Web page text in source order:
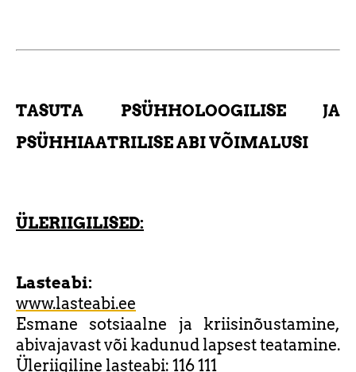
TASUTA PSÜHHOLOOGILISE JA
PSÜHHIAATRILISE ABI VÕIMALUSI
ÜLERIIGILISED:
Lasteabi:
www.lasteabi.ee
Esmane sotsiaalne ja kriisinõustamine,
abivajavast või kadunud lapsest teatamine.
Üleriigiline lasteabi: 116 111